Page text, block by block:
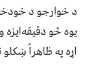
د خوارجو د
یوه څو
اړه په ظاهراً